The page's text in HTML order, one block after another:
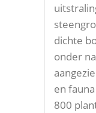
dichte
onder
en
800